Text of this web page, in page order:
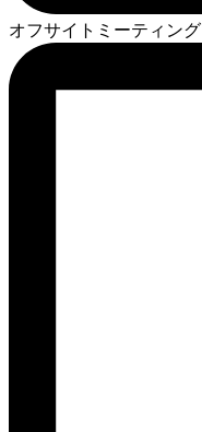
オフサイトミーティング